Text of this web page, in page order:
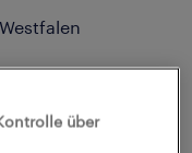
über